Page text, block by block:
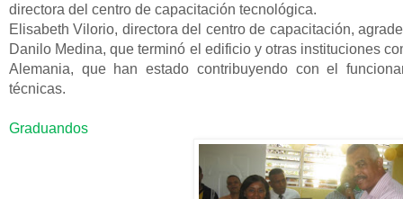
directora del centro de capacitación tecnológica.
Elisabeth Vilorio, directora del centro de capacitación,
Danilo Medina, que terminó el edificio y otras instituciones
Alemania, que han estado contribuyendo con el
técnicas.
Graduandos